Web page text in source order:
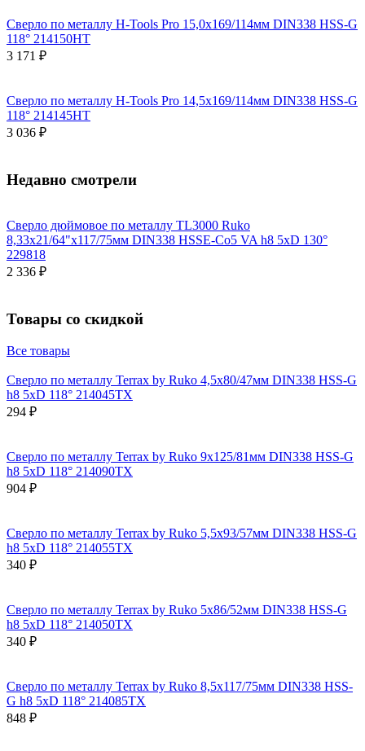
Сверло по металлу H-Tools Pro 15,0x169/114мм DIN338 HSS-G
118° 214150HT
3 171 ₽
Сверло по металлу H-Tools Pro 14,5x169/114мм DIN338 HSS-G
118° 214145HT
3 036 ₽
Недавно смотрели
Сверло дюймовое по металлу TL3000 Ruko
8,33x21/64"x117/75мм DIN338 HSSE-Co5 VA h8 5xD 130°
229818
2 336 ₽
Товары со скидкой
Все товары
Сверло по металлу Terrax by Ruko 4,5x80/47мм DIN338 HSS-G
h8 5xD 118° 214045TX
294 ₽
Сверло по металлу Terrax by Ruko 9x125/81мм DIN338 HSS-G
h8 5xD 118° 214090TX
904 ₽
Сверло по металлу Terrax by Ruko 5,5x93/57мм DIN338 HSS-G
h8 5xD 118° 214055TX
340 ₽
Сверло по металлу Terrax by Ruko 5x86/52мм DIN338 HSS-G
h8 5xD 118° 214050TX
340 ₽
Сверло по металлу Terrax by Ruko 8,5x117/75мм DIN338 HSS-
G h8 5xD 118° 214085TX
848 ₽